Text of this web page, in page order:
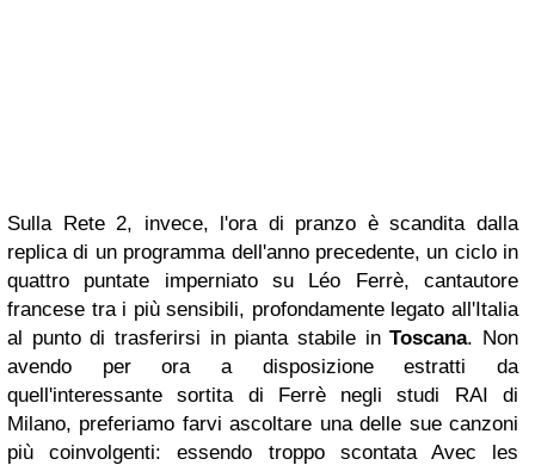
Sulla Rete 2, invece, l'ora di pranzo è scandita dalla
replica di un programma dell'anno precedente, un ciclo in
quattro puntate imperniato su Léo Ferrè, cantautore
francese tra i più sensibili, profondamente legato all'Italia
al punto di trasferirsi in pianta stabile inToscana. Non
avendo per ora a disposizione estratti da
quell'interessante sortita di Ferrè negli studi RAI di
Milano, preferiamo farvi ascoltare una delle sue canzoni
più coinvolgenti: essendo troppo scontata Avec les